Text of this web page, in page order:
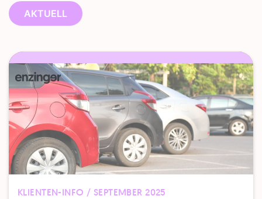
AKTUELL
KLIENTEN-INFO / SEPTEMBER 2025